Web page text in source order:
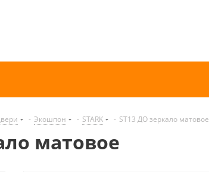
- Экошпон - STARK - ST13 ДО зеркало матовое
матовое